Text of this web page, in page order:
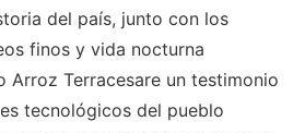
del país, junto con los
finos y vida nocturna
Arroz Terracesare un testimonio
tecnológicos del pueblo